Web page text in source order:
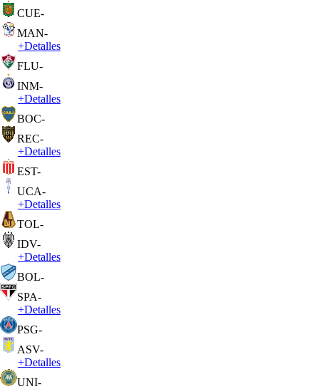
CUE-
MAN-
+Detalles
FLU-
INM-
+Detalles
BOC-
REC-
+Detalles
EST-
UCA-
+Detalles
TOL-
IDV-
+Detalles
BOL-
SPA-
+Detalles
PSG-
ASV-
+Detalles
UNI-